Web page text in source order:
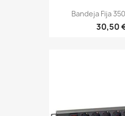
Bandeja Fija
30,50